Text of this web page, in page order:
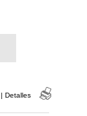
| Detalles